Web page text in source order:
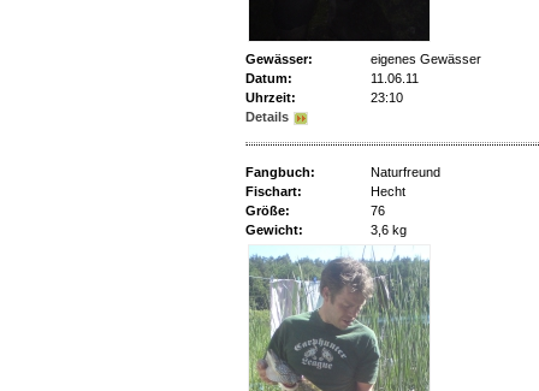
Gewässer:
eigenes Gewässer
Datum:
11.06.11
Uhrzeit:
23:10
Details
Fangbuch:
Naturfreund
Fischart:
Hecht
Größe:
76
Gewicht:
3,6 kg